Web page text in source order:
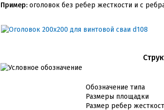
Пример: оголовок без ребер жесткости и с
Обозначение типа
Размеры площадки
Размер ребер